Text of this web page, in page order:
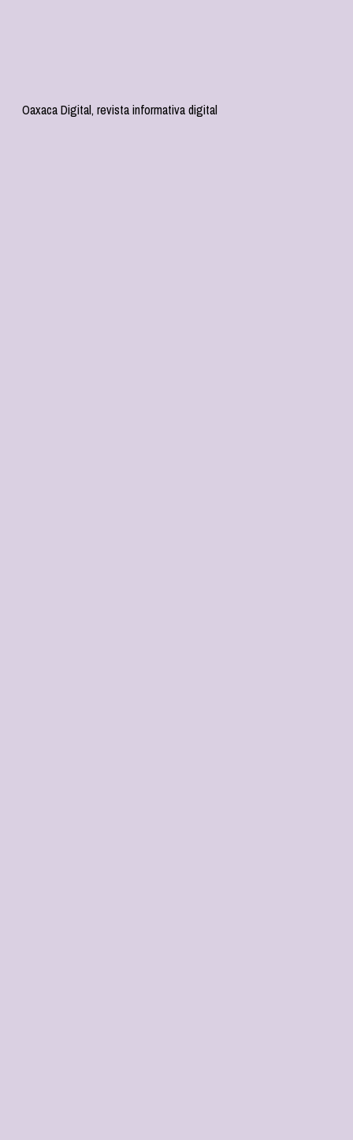
Oaxaca Digital, revista informativa digital